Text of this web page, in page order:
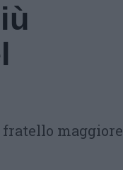
maggiore